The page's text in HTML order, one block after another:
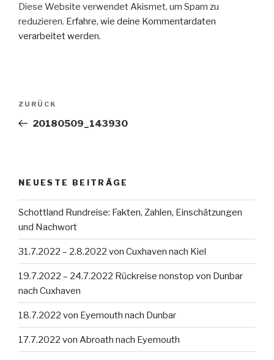
Diese Website verwendet Akismet, um Spam zu
reduzieren. Erfahre, wie deine Kommentardaten
verarbeitet werden.
Beitragsnavigation
Vorheriger
Beitrag
ZURÜCK
20180509_143930
NEUESTE BEITRÄGE
Schottland Rundreise: Fakten, Zahlen, Einschätzungen
und Nachwort
31.7.2022 – 2.8.2022 von Cuxhaven nach Kiel
19.7.2022 – 24.7.2022 Rückreise nonstop von Dunbar
nach Cuxhaven
18.7.2022 von Eyemouth nach Dunbar
17.7.2022 von Abroath nach Eyemouth